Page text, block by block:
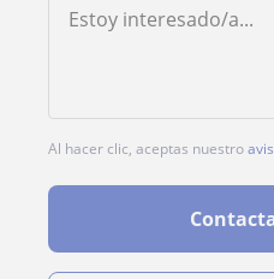
Al hacer clic, aceptas nuestro